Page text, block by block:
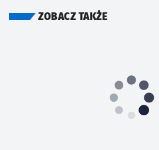
ZOBACZ TAKŻE